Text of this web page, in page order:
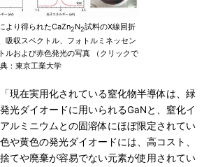
より得られたCaZn2N2試料のX線回折
吸収スペクトル、フォトルミネッセン
ルおよび赤色発光の写真 （クリックで
：東京工業大学
現在実用化されている窒化物半導体は、緑
光ダイオードに用いられるGaNと、窒化イ
ルミニウムとの固溶体にほぼ限定されてい
や黄色の発光ダイオードには、高コスト、
てや廃棄が容易でない元素が使用されてい